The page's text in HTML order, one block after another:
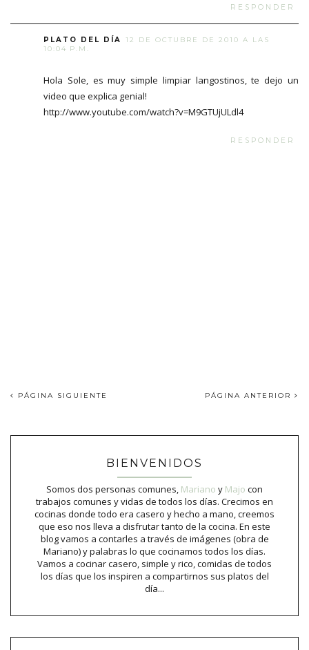
RESPONDER
PLATO DEL DÍA
12 DE OCTUBRE DE 2010 A LAS
10:04 P.M.
Hola Sole, es muy simple limpiar langostinos, te dejo un
video que explica genial!
http://www.youtube.com/watch?v=M9GTUjULdl4
RESPONDER
PÁGINA SIGUIENTE PÁGINA ANTERIOR
BIENVENIDOS
Somos dos personas comunes, Mariano y Majo con
trabajos comunes y vidas de todos los días. Crecimos en
cocinas donde todo era casero y hecho a mano, creemos
que eso nos lleva a disfrutar tanto de la cocina. En este
blog vamos a contarles a través de imágenes (obra de
Mariano) y palabras lo que cocinamos todos los días.
Vamos a cocinar casero, simple y rico, comidas de todos
los días que los inspiren a compartirnos sus platos del
día...